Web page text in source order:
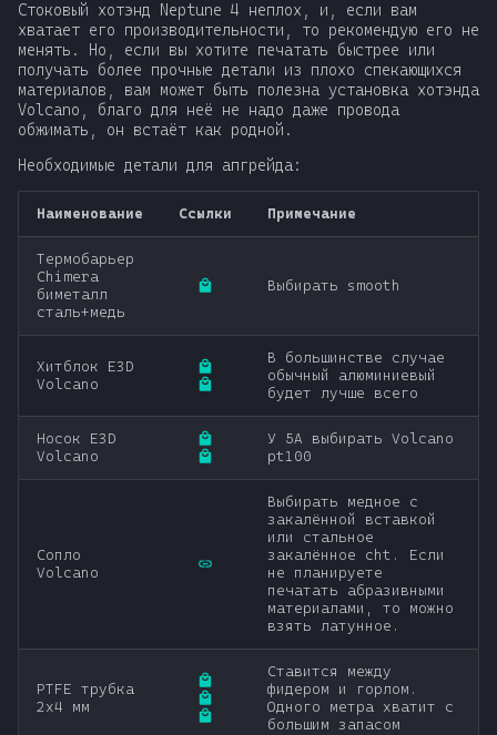
Стоковый хотэнд Neptune 4 неплох, и, если вам
хватает его производительности, то рекомендую его не
менять. Но, если вы хотите печатать быстрее или
получать более прочные детали из плохо спекающихся
материалов, вам может быть полезна установка хотэнда
Volcano, благо для неё не надо даже провода
обжимать, он встаёт как родной.
Необходимые детали для апгрейда:
Наименование Ссылки Примечание
Термобарьер
Chimera
биметалл
сталь+медь
Выбирать smooth
Хитблок E3D
Volcano
В большинстве случае
обычный алюминиевый
будет лучше всего
Носок E3D
Volcano
У 5А выбирать Volcano
pt100
Сопло
Volcano
Выбирать медное с
закалённой вставкой
или стальное
закалённое cht. Если
не планируете
печатать абразивными
материалами, то можно
взять латунное.
PTFE трубка
2x4 мм
Ставится между
фидером и горлом.
Одного метра хватит с
большим запасом